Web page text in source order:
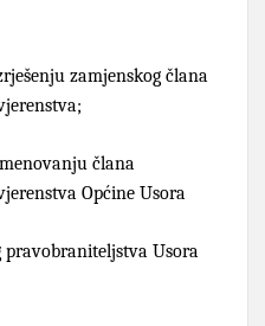
zamjenskog člana
člana
Općine Usora
pravobraniteljstva Usora